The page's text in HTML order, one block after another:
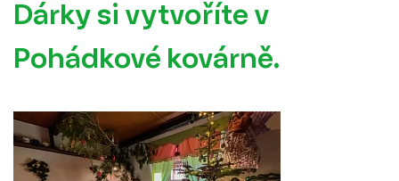
Dárky si vytvoříte v
Pohádkové kovárně.